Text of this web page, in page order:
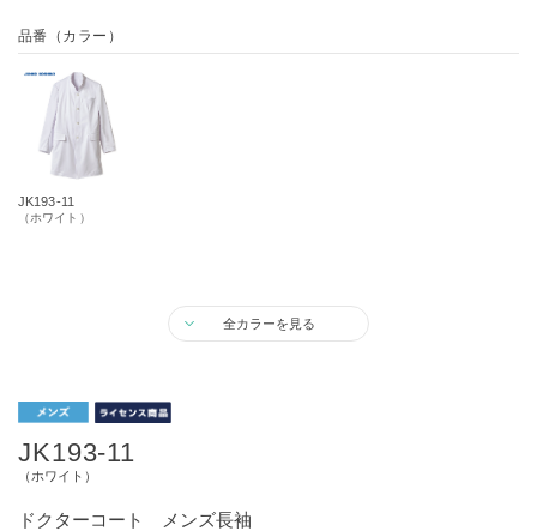
JK193-11
（ホワイト）
ドクターコート メンズ長袖
品番（カラー）
JK193-11
（ホワイト）
全カラーを見る